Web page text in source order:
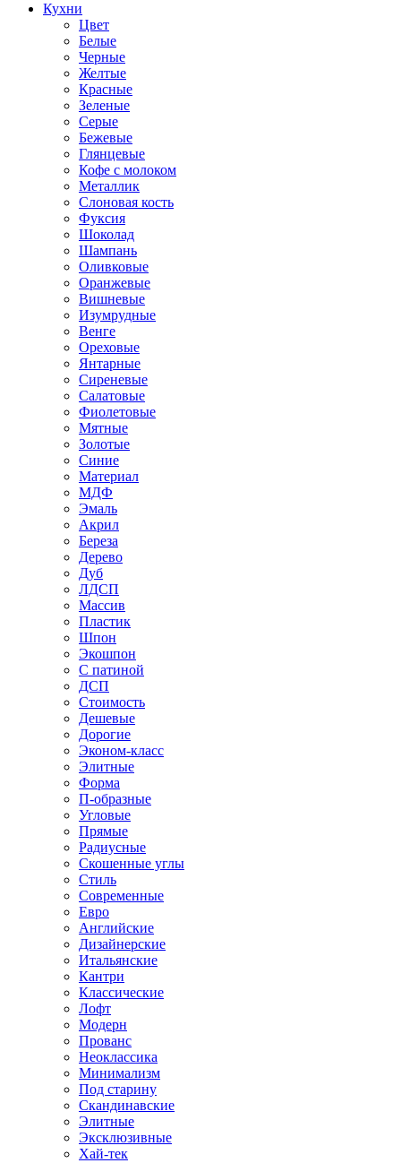
Кухни
Цвет
Белые
Черные
Желтые
Красные
Зеленые
Серые
Бежевые
Глянцевые
Кофе с молоком
Металлик
Слоновая кость
Фуксия
Шоколад
Шампань
Оливковые
Оранжевые
Вишневые
Изумрудные
Венге
Ореховые
Янтарные
Сиреневые
Салатовые
Фиолетовые
Мятные
Золотые
Синие
Материал
МДФ
Эмаль
Акрил
Береза
Дерево
Дуб
ЛДСП
Массив
Пластик
Шпон
Экошпон
С патиной
ДСП
Стоимость
Дешевые
Дорогие
Эконом-класс
Элитные
Форма
П-образные
Угловые
Прямые
Радиусные
Скошенные углы
Стиль
Современные
Евро
Английские
Дизайнерские
Итальянские
Кантри
Классические
Лофт
Модерн
Прованс
Неоклассика
Минимализм
Под старину
Скандинавские
Элитные
Эксклюзивные
Хай-тек